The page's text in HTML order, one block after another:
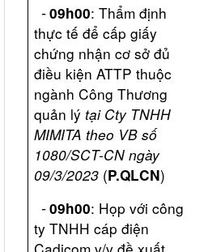
-09h00: Thẩm định
thực tế để cấp giấy
chứng nhận cơ sở đủ
điều kiện ATTP thuộc
ngành Công Thương
quản lý tại Cty TNHH
MIMITA theo VB số
1080/SCT-CN ngày
09/3/2023 (P.QLCN)
-09h00: Họp với công
ty TNHH cáp điện